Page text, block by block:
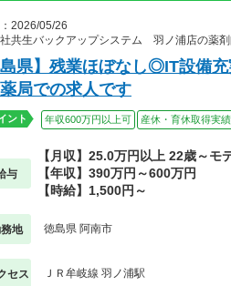
2026/05/26
共生バックアップシステム 羽ノ浦店の薬剤
島県】残業ほぼなし◎IT設備
局での求人です
ント 年収600万円以上可 産休・育休取得実
与
【月収】25.0万円以上 22歳～モ
【年収】390万円～600万円
【時給】1,500円～
地 徳島県 阿南市
セス ＪＲ牟岐線 羽ノ浦駅